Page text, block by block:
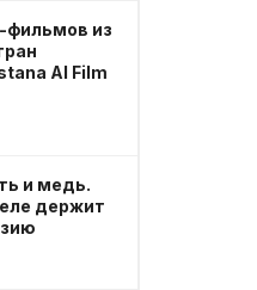
из
AI Film
и медь.
держит